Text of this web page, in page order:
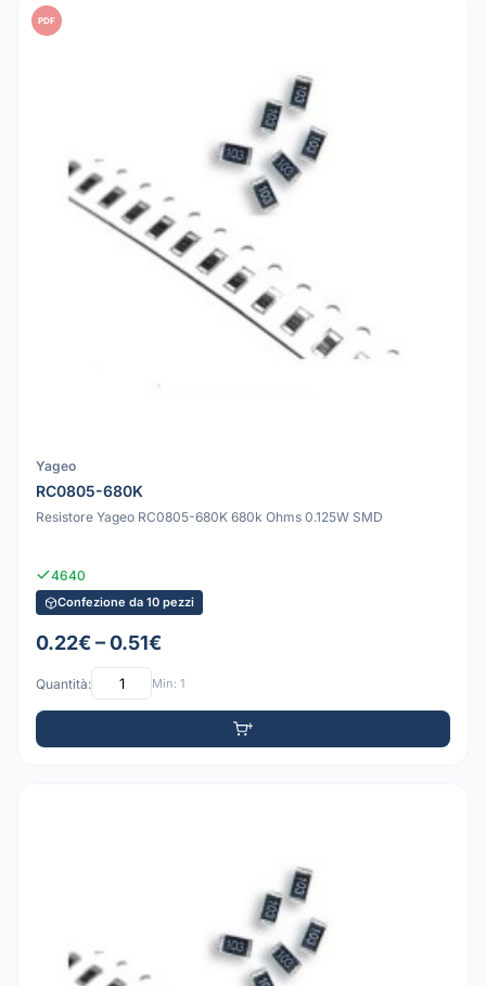
PDF
Yageo
RC0805-680K
Resistore Yageo RC0805-680K 680k Ohms 0.125W SMD
4640
Confezione da 10 pezzi
0.22€ – 0.51€
Quantità: Min: 1